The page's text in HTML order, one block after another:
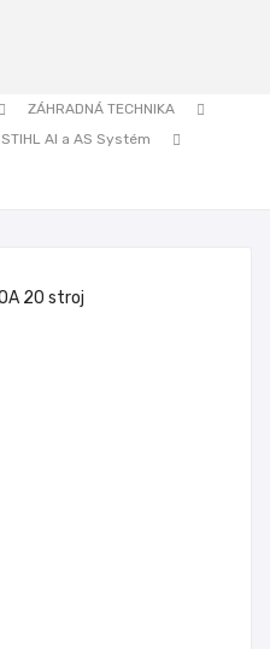
ZÁHRADNÁ TECHNIKA
STIHL AI a AS Systém